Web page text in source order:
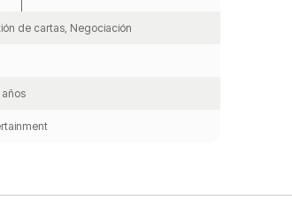
de cartas, Negociación
años